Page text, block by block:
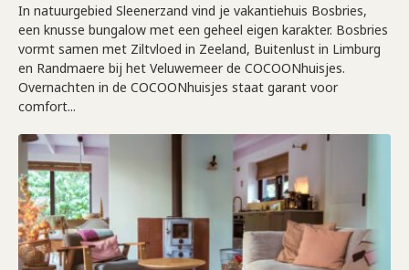
In natuurgebied Sleenerzand vind je vakantiehuis Bosbries,
een knusse bungalow met een geheel eigen karakter. Bosbries
vormt samen met Ziltvloed in Zeeland, Buitenlust in Limburg
en Randmaere bij het Veluwemeer de COCOONhuisjes.
Overnachten in de COCOONhuisjes staat garant voor
comfort...